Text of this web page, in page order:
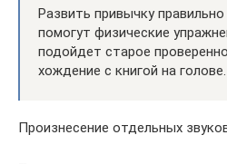
Развить привычку
помогут физические
подойдет старое
хождение с книгой на голове.
Произнесение отдельных